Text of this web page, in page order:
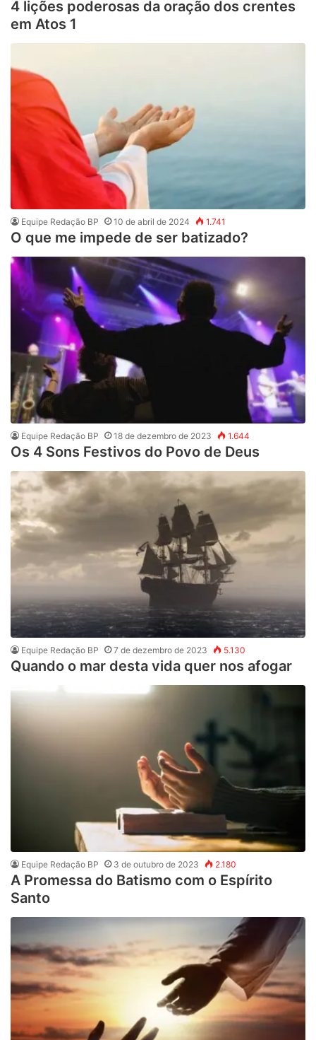
4 lições poderosas da oração dos crentes
em Atos 1
Equipe Redação BP 10 de abril de 2024 1.741
O que me impede de ser batizado?
Equipe Redação BP 18 de dezembro de 2023 1.644
Os 4 Sons Festivos do Povo de Deus
Equipe Redação BP 7 de dezembro de 2023 5.130
Quando o mar desta vida quer nos afogar
Equipe Redação BP 3 de outubro de 2023 2.180
A Promessa do Batismo com o Espírito
Santo